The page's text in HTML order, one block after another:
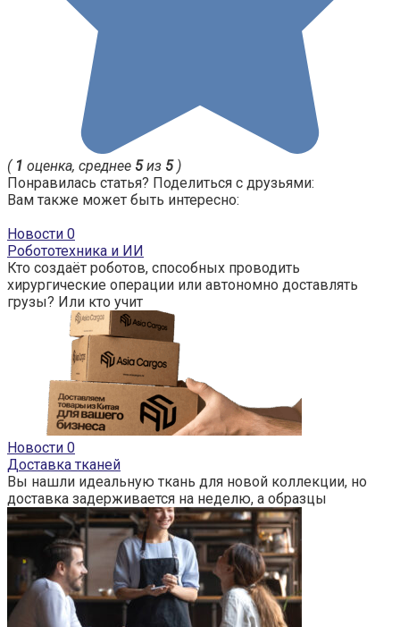
( 1 оценка, среднее 5из 5)
Понравилась статья? Поделиться с друзьями:
Вам также может быть интересно:
Новости 0
Робототехника и ИИ
Кто создаёт роботов, способных проводить
хирургические операции или автономно доставлять
грузы? Или кто учит
Новости 0
Доставка тканей
Вы нашли идеальную ткань для новой коллекции, но
доставка задерживается на неделю, а образцы